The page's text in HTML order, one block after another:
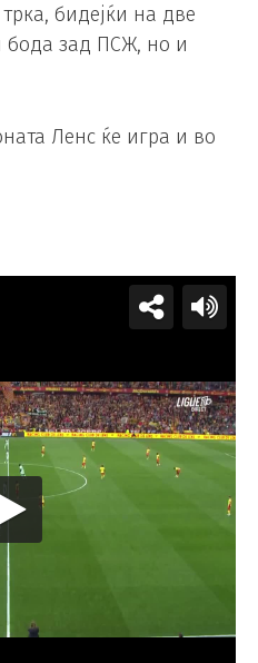
бидејќи на две
бода зад ПСЖ, но и
Ленс ќе игра и во